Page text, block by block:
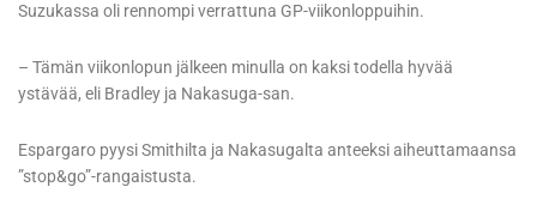
Suzukassa oli rennompi verrattuna GP-viikonloppuihin.
– Tämän viikonlopun jälkeen minulla on kaksi todella hyvää
ystävää, eli Bradley ja Nakasuga-san.
Espargaro pyysi Smithilta ja Nakasugalta anteeksi aiheuttamaansa
”stop&go”-rangaistusta.